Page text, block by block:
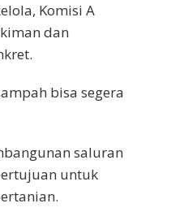
Komisi A
dan
bisa segera
saluran
untuk